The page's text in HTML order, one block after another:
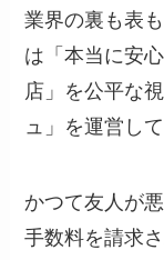
業界の裏も表
は「本当に安
店」を公平な
ュ」を運営して
かつて友人が
手数料を請求